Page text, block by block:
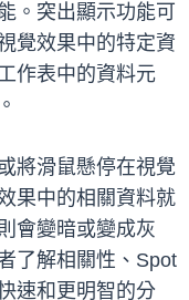
。突出顯示功能可
覺效果中的特定資
作表中的資料元
將滑鼠懸停在視覺
果中的相關資料就
會變暗或變成灰
了解相關性、Spot
速和更明智的分